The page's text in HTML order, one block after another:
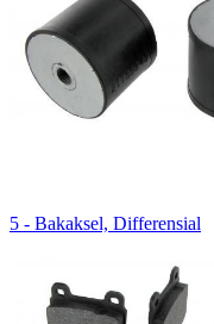
5 - Bakaksel, Differensial